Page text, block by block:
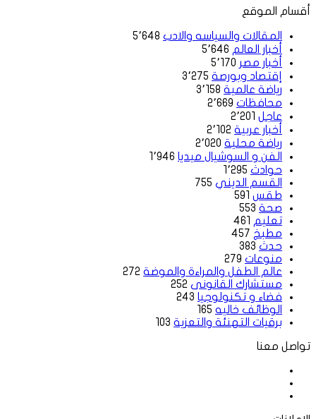
أقسام الموقع
المقالات والسياسه والادب 5٬648
أخبار العالم 5٬646
أخبار مصر 5٬170
إقتصاد وبورصة 3٬275
رياضة عالمية 3٬158
محافظات 2٬669
عاجل 2٬201
أخبار عربية 2٬102
رياضة محلية 2٬020
الفن و السوشيال ميديا 1٬946
حوادث 1٬295
القسم الديني 755
طقس 591
صحة 553
تعليم 461
مطبخ 457
حدث 383
منوعات 279
عالم الطفل والمراءة والموضة 272
مستشارك القانونى 252
فضاء و تكنولوجيا 243
الوظائف خاليه 165
برقيات التهنئة والتعزية 103
تواصل معنا